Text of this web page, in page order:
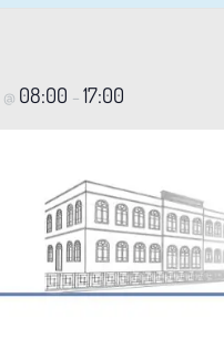
@ 08:00 –17:00